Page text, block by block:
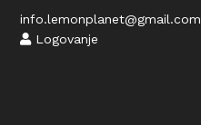
info.lemonplanet@gmail.com
Logovanje